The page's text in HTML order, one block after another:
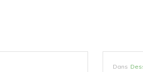
Dans